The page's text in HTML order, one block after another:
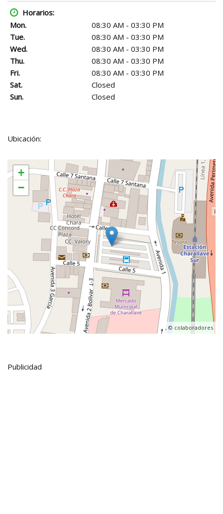
Horarios:
Mon.
08:30 AM - 03:30 PM
Tue.
08:30 AM - 03:30 PM
Wed.
08:30 AM - 03:30 PM
Thu.
08:30 AM - 03:30 PM
Fri.
08:30 AM - 03:30 PM
Sat.
Closed
Sun.
Closed
Ubicación:
+
−
, © colaboradores
Publicidad